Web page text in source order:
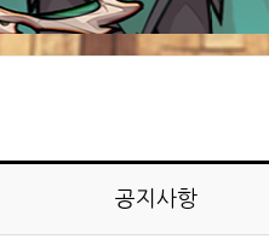
공지사항